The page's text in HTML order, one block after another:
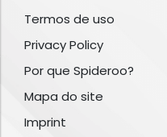
Termos de uso
Privacy Policy
Por que Spideroo?
Mapa do site
Imprint